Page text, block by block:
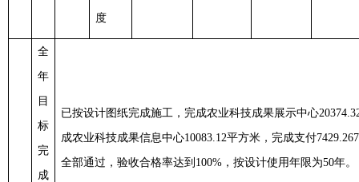
度
全
年
目
标
完
成
已按设计图纸完成施工，完成农业科技成果展示中心
成农业科技成果信息中心10083.12平方米，完成支付
全部通过，验收合格率达到100%，按设计使用年限为50年。